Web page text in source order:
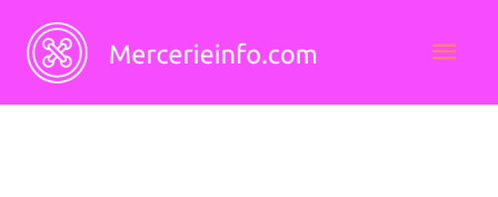
contenu